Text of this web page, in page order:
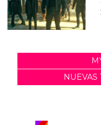
NUEVAS